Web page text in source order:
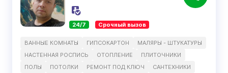
24/7 Срочный вызов
ВАННЫЕ КОМНАТЫ ГИПСОКАРТОН
МАЛЯРЫ - ШТУКАТУРЫ
НАСТЕННАЯ РОСПИСЬ
ОТОПЛЕНИЕ
ПЛИТОЧНИКИ
ПОЛЫ
ПОТОЛКИ РЕМОНТ ПОД КЛЮЧ
САНТЕХНИКИ